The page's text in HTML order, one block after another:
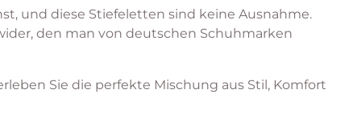
und diese Stiefeletten sind keine Ausnahme.
den man von deutschen Schuhmarken
Sie die perfekte Mischung aus Stil, Komfort